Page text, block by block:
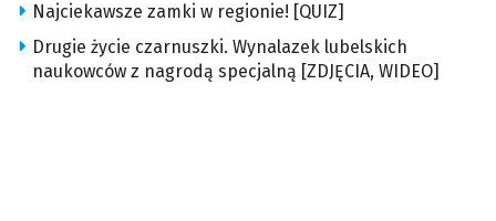
Najciekawsze zamki w regionie! [QUIZ]
Drugie życie czarnuszki. Wynalazek lubelskich
naukowców z nagrodą specjalną [ZDJĘCIA, WIDEO]